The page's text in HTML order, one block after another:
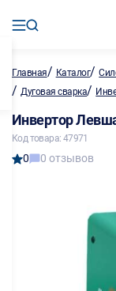
Главная/ Каталог/
/ Дуговая сварка/
Инвертор
Код товара: 47971
0 0 отзывов